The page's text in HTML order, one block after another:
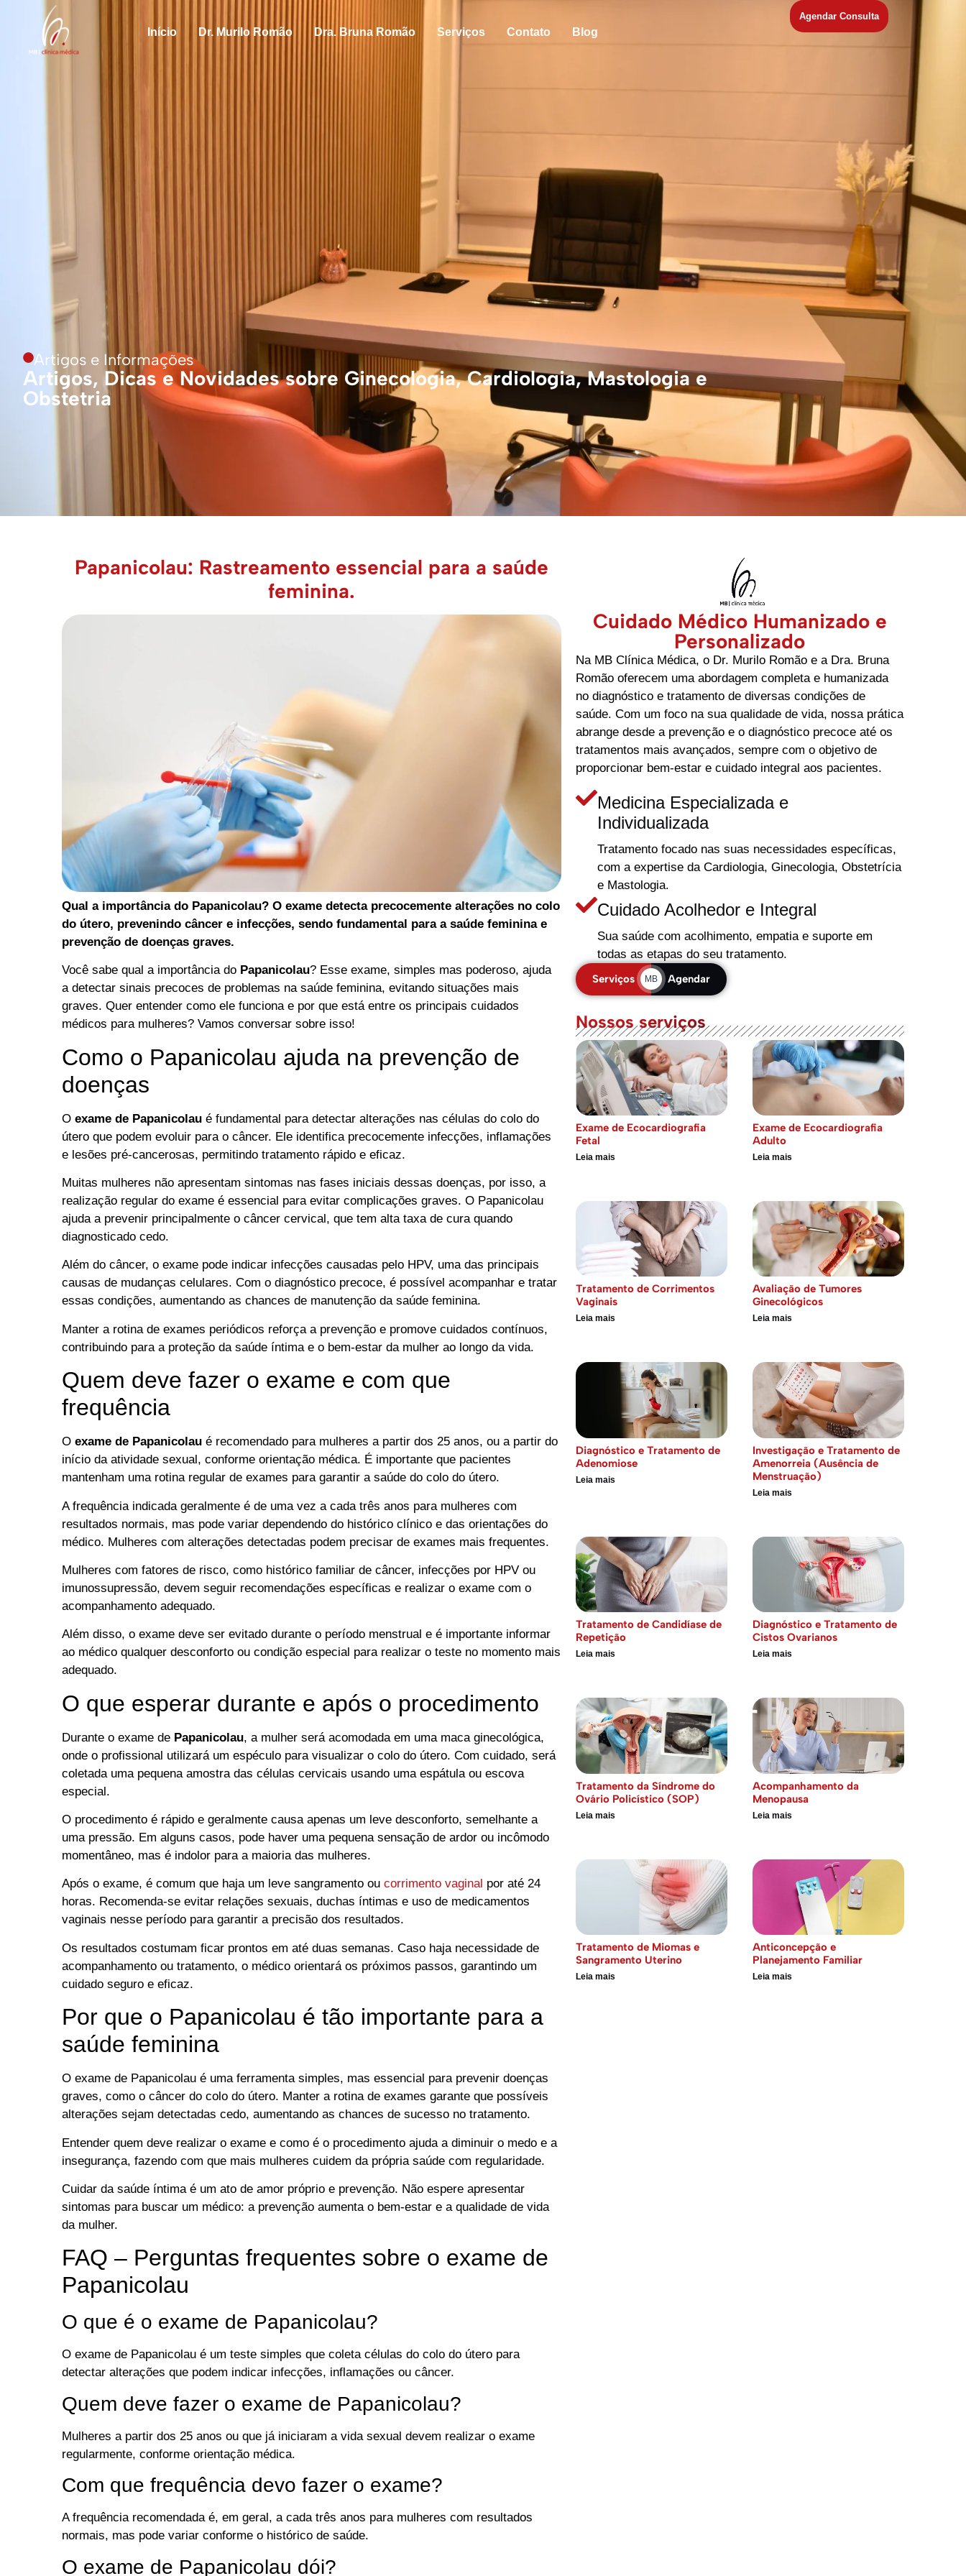
Início Dr. Murilo Romão Dra. Bruna Romão Serviços Contato Blog
Agendar Consulta
Artigos e Informações
Artigos, Dicas e Novidades sobre Ginecologia, Cardiologia, Mastologia e
Obstetria
Papanicolau: Rastreamento essencial para a saúde
feminina.
Qual a importância do Papanicolau? O exame detecta precocemente alterações no colo
do útero, prevenindo câncer e infecções, sendo fundamental para a saúde feminina e
prevenção de doenças graves.
Você sabe qual a importância do Papanicolau? Esse exame, simples mas poderoso, ajuda
a detectar sinais precoces de problemas na saúde feminina, evitando situações mais
graves. Quer entender como ele funciona e por que está entre os principais cuidados
médicos para mulheres? Vamos conversar sobre isso!
Como o Papanicolau ajuda na prevenção de
doenças
Oexame de Papanicolau é fundamental para detectar alterações nas células do colo do
útero que podem evoluir para o câncer. Ele identifica precocemente infecções, inflamações
e lesões pré-cancerosas, permitindo tratamento rápido e eficaz.
Muitas mulheres não apresentam sintomas nas fases iniciais dessas doenças, por isso, a
realização regular do exame é essencial para evitar complicações graves. O Papanicolau
ajuda a prevenir principalmente o câncer cervical, que tem alta taxa de cura quando
diagnosticado cedo.
Além do câncer, o exame pode indicar infecções causadas pelo HPV, uma das principais
causas de mudanças celulares. Com o diagnóstico precoce, é possível acompanhar e tratar
essas condições, aumentando as chances de manutenção da saúde feminina.
Manter a rotina de exames periódicos reforça a prevenção e promove cuidados contínuos,
contribuindo para a proteção da saúde íntima e o bem-estar da mulher ao longo da vida.
Quem deve fazer o exame e com que
frequência
Oexame de Papanicolau é recomendado para mulheres a partir dos 25 anos, ou a partir do
início da atividade sexual, conforme orientação médica. É importante que pacientes
mantenham uma rotina regular de exames para garantir a saúde do colo do útero.
A frequência indicada geralmente é de uma vez a cada três anos para mulheres com
resultados normais, mas pode variar dependendo do histórico clínico e das orientações do
médico. Mulheres com alterações detectadas podem precisar de exames mais frequentes.
Mulheres com fatores de risco, como histórico familiar de câncer, infecções por HPV ou
imunossupressão, devem seguir recomendações específicas e realizar o exame com o
acompanhamento adequado.
Além disso, o exame deve ser evitado durante o período menstrual e é importante informar
ao médico qualquer desconforto ou condição especial para realizar o teste no momento mais
adequado.
O que esperar durante e após o procedimento
Durante o exame de Papanicolau, a mulher será acomodada em uma maca ginecológica,
onde o profissional utilizará um espéculo para visualizar o colo do útero. Com cuidado, será
coletada uma pequena amostra das células cervicais usando uma espátula ou escova
especial.
O procedimento é rápido e geralmente causa apenas um leve desconforto, semelhante a
uma pressão. Em alguns casos, pode haver uma pequena sensação de ardor ou incômodo
momentâneo, mas é indolor para a maioria das mulheres.
Após o exame, é comum que haja um leve sangramento oucorrimento vaginal por até 24
horas. Recomenda-se evitar relações sexuais, duchas íntimas e uso de medicamentos
vaginais nesse período para garantir a precisão dos resultados.
Os resultados costumam ficar prontos em até duas semanas. Caso haja necessidade de
acompanhamento ou tratamento, o médico orientará os próximos passos, garantindo um
cuidado seguro e eficaz.
Por que o Papanicolau é tão importante para a
saúde feminina
O exame de Papanicolau é uma ferramenta simples, mas essencial para prevenir doenças
graves, como o câncer do colo do útero. Manter a rotina de exames garante que possíveis
alterações sejam detectadas cedo, aumentando as chances de sucesso no tratamento.
Entender quem deve realizar o exame e como é o procedimento ajuda a diminuir o medo e a
insegurança, fazendo com que mais mulheres cuidem da própria saúde com regularidade.
Cuidar da saúde íntima é um ato de amor próprio e prevenção. Não espere apresentar
sintomas para buscar um médico: a prevenção aumenta o bem-estar e a qualidade de vida
da mulher.
FAQ – Perguntas frequentes sobre o exame de
Papanicolau
O que é o exame de Papanicolau?
O exame de Papanicolau é um teste simples que coleta células do colo do útero para
detectar alterações que podem indicar infecções, inflamações ou câncer.
Quem deve fazer o exame de Papanicolau?
Mulheres a partir dos 25 anos ou que já iniciaram a vida sexual devem realizar o exame
regularmente, conforme orientação médica.
Com que frequência devo fazer o exame?
A frequência recomendada é, em geral, a cada três anos para mulheres com resultados
normais, mas pode variar conforme o histórico de saúde.
O exame de Papanicolau dói?
Cuidado Médico Humanizado e
Personalizado
Na MB Clínica Médica, o Dr. Murilo Romão e a Dra. Bruna
Romão oferecem uma abordagem completa e humanizada
no diagnóstico e tratamento de diversas condições de
saúde. Com um foco na sua qualidade de vida, nossa prática
abrange desde a prevenção e o diagnóstico precoce até os
tratamentos mais avançados, sempre com o objetivo de
proporcionar bem-estar e cuidado integral aos pacientes.
Medicina Especializada e
Individualizada
Tratamento focado nas suas necessidades específicas,
com a expertise da Cardiologia, Ginecologia, Obstetrícia
e Mastologia.
Cuidado Acolhedor e Integral
Sua saúde com acolhimento, empatia e suporte em
todas as etapas do seu tratamento.
Serviços MB Agendar
Nossos serviços
Exame de Ecocardiografia
Fetal
Leia mais
Exame de Ecocardiografia
Adulto
Leia mais
Tratamento de Corrimentos
Vaginais
Leia mais
Avaliação de Tumores
Ginecológicos
Leia mais
Diagnóstico e Tratamento de
Adenomiose
Leia mais
Investigação e Tratamento de
Amenorreia (Ausência de
Menstruação)
Leia mais
Tratamento de Candidíase de
Repetição
Leia mais
Diagnóstico e Tratamento de
Cistos Ovarianos
Leia mais
Tratamento da Síndrome do
Ovário Policístico (SOP)
Leia mais
Acompanhamento da
Menopausa
Leia mais
Tratamento de Miomas e
Sangramento Uterino
Leia mais
Anticoncepção e
Planejamento Familiar
Leia mais